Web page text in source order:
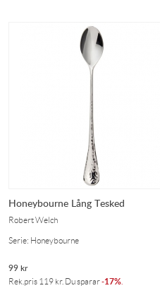
Honeybourne Lång Tesked
Robert Welch
Serie: Honeybourne
99kr
Rek.pris 119 kr. Du sparar-17%